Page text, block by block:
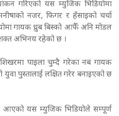
गरिएको यस म्युजिक भिडियोमा
नजर, फिगर र हँसाइको चर्चा
गायक ध्रुब बिस्को आफैँ अनि मोडल
अभिनय रहेको छ ।
शिखरमा पाइला चुम्दै गरेका नब गायक
युवा पुस्तालाई लक्षित गरेर बनाइएको छ
आएको यस म्युजिक भिडियोले सम्पूर्ण